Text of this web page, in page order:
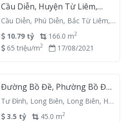
Cầu Diễn, Huyện Từ Liêm,
Hanoi 129000, Vietnam
Cầu Diễn, Phú Diễn, Bắc Từ Liêm,
Hà Nội
10.79 tỷ 166.0 m2
65 triệu/m2 17/08/2021
Đường Bồ Đề, Phường Bồ Đề,
Quận Long Biên, Hà Nội
Tư Đình, Long Biên, Long Biên, Hà
Nội
3.5 tỷ 45.0 m2